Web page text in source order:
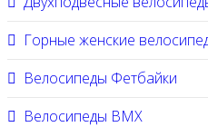
Горные женские
Велосипеды Фетбайки
Велосипеды BMX